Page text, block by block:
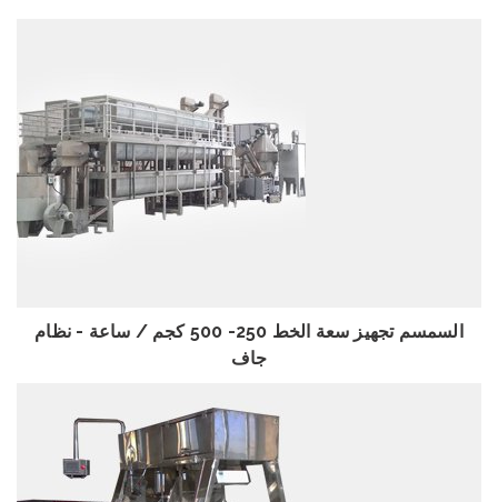
السمسم تجهيز سعة الخط 250- 500 كجم / ساعة - نظام
جاف